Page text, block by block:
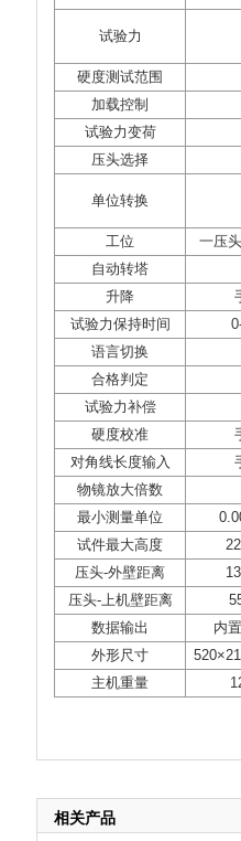
试验力
硬度测试范围
加载控制
试验力变荷
压头选择
单位转换
工位
一压
自动转塔
升降
试验力保持时间
语言切换
合格判定
试验力补偿
硬度校准
对角线长度输入
物镜放大倍数
最小测量单位
试件最大高度
压头-外壁距离
压头-上机壁距离
数据输出
内
外形尺寸
主机重量
相关产品